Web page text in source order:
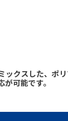
クスした、ポリ
が可能です。